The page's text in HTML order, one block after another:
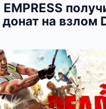
на взлом